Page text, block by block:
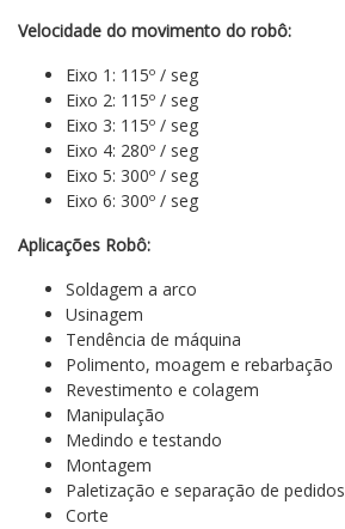
Velocidade do movimento do robô:
Eixo 1: 115º / seg
Eixo 2: 115º / seg
Eixo 3: 115º / seg
Eixo 4: 280º / seg
Eixo 5: 300º / seg
Eixo 6: 300º / seg
Aplicações Robô:
Soldagem a arco
Usinagem
Tendência de máquina
Polimento, moagem e rebarbação
Revestimento e colagem
Manipulação
Medindo e testando
Montagem
Paletização e separação de pedidos
Corte